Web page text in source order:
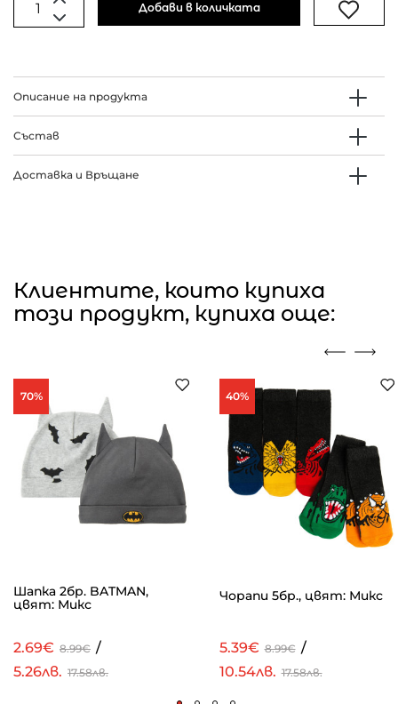
Добави в количката
Описание на продукта
Състав
Доставка и Връщане
Клиентите, които купиха
този продукт, купиха още:
70%
Шапка 2бр. BATMAN,
цвят: Микс
2.69€ 8.99€ /
5.26лв. 17.58лв.
40%
Чорапи 5бр., цвят: Микс
5.39€ 8.99€ /
10.54лв. 17.58лв.